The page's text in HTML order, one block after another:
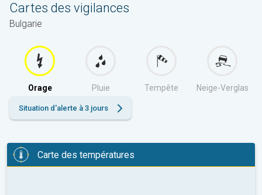
Cartes des vigilances
Bulgarie
Orage Pluie Tempête Neige-Verglas
Situation d'alerte à 3 jours
Carte des températures